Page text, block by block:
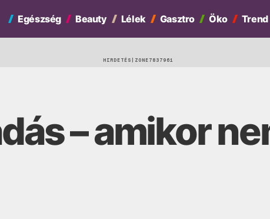
Egészség Beauty Lélek Gasztro Öko
Trend
HIRDETÉS
– amikor